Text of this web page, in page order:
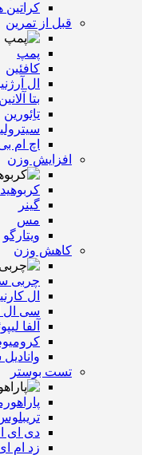
کراتین
قبل از تمرین
پمپ
کافئین
ال
بتا آلانین
تاِئورین
اچ ام
افزایش وزن
گینر
مس
ویتارگو
کاهش وزن
چربی
ال
سی ال
آلفا
تست بوستر
دی ای
زد ام